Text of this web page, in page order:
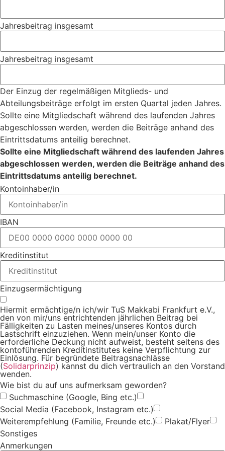
Jahresbeitrag insgesamt
Jahresbeitrag insgesamt
Der Einzug der regelmäßigen Mitglieds- und
Abteilungsbeiträge erfolgt im ersten Quartal jeden Jahres.
Sollte eine Mitgliedschaft während des laufenden Jahres
abgeschlossen werden, werden die Beiträge anhand des
Eintrittsdatums anteilig berechnet.
Sollte eine Mitgliedschaft während des laufenden Jahres
abgeschlossen werden, werden die Beiträge anhand des
Eintrittsdatums anteilig berechnet.
Kontoinhaber/in
IBAN
Kreditinstitut
Einzugsermächtigung
Hiermit ermächtige/n ich/wir TuS Makkabi Frankfurt e.V.,
den von mir/uns entrichtenden jährlichen Beitrag bei
Fälligkeiten zu Lasten meines/unseres Kontos durch
Lastschrift einzuziehen. Wenn mein/unser Konto die
erforderliche Deckung nicht aufweist, besteht seitens des
kontoführenden Kreditinstitutes keine Verpflichtung zur
Einlösung. Für begründete Beitragsnachlässe
(Solidarprinzip) kannst du dich vertraulich an den Vorstand
wenden.
Wie bist du auf uns aufmerksam geworden?
Suchmaschine (Google, Bing etc.)
Social Media (Facebook, Instagram etc.)
Weiterempfehlung (Familie, Freunde etc.)
Plakat/Flyer
Sonstiges
Anmerkungen